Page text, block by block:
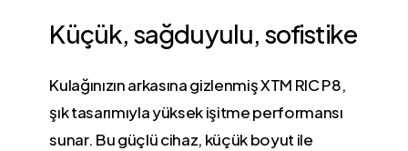
Küçük, sağduyulu, sofistike
Kulağınızın arkasına gizlenmiş XTM RIC P8,
şık tasarımıyla yüksek işitme performansı
sunar. Bu güçlü cihaz, küçük boyut ile